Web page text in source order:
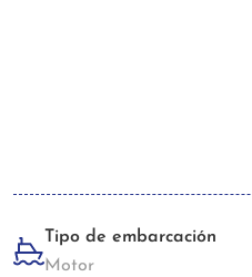
Tipo de embarcación
Motor